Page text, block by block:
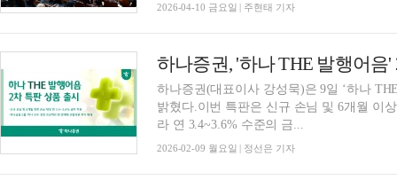
2026-04-10 금요일 | 주현태 기자
하나증권(대표이사 강성묵)은 9일 ‘하나
밝혔다.이번 특판은 신규 손님 및 6개월 이
라 연 3.4~3.6% 수준의 금...
2026-02-09 월요일 | 정선은 기자